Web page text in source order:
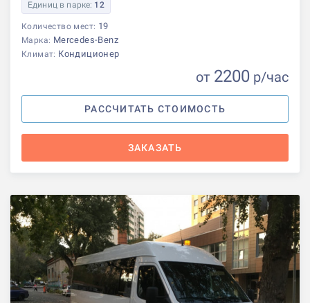
Единиц в парке: 12
Количество мест: 19
Марка: Mercedes-Benz
Климат: Кондиционер
от 2200 р/час
РАССЧИТАТЬ СТОИМОСТЬ
ЗАКАЗАТЬ